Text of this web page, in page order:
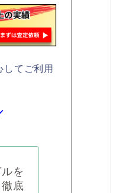
てご利用
を
底